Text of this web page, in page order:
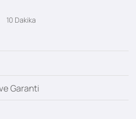
10 Dakika
Garanti